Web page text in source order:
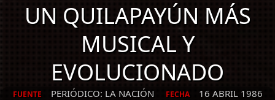
UN QUILAPAYÚN MÁS
MUSICAL Y
EVOLUCIONADO
FUENTE PERIÓDICO: LA NACIÓN FECHA 16 ABRIL 1986